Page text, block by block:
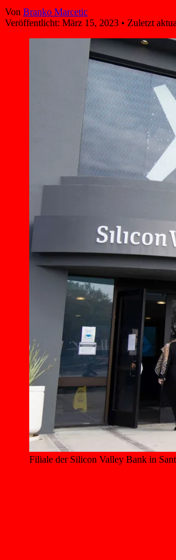
Von Branko Marcetic
Veröffentlicht: März 15, 2023 • Zuletzt
Filiale der Silicon Valley Bank in